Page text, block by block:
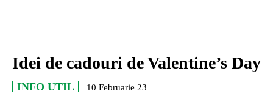
Idei de cadouri de Valentine’s Day
INFO UTIL 10 Februarie 23